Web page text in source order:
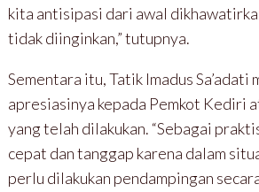
kita antisipasi dari awal
tidak diinginkan,” tutupnya.
Sementara itu, Tatik Imadus Sa’adati
apresiasinya kepada Pemkot Kediri
yang telah dilakukan. “Sebagai
cepat dan tanggap karena dalam
perlu dilakukan pendampingan